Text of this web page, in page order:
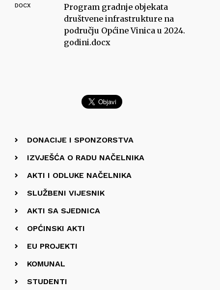
DOCX
Program gradnje objekata
društvene infrastrukture na
području Općine Vinica u 2024.
godini.docx
DONACIJE I SPONZORSTVA
IZVJEŠĆA O RADU NAČELNIKA
AKTI I ODLUKE NAČELNIKA
SLUŽBENI VIJESNIK
AKTI SA SJEDNICA
OPĆINSKI AKTI
EU PROJEKTI
KOMUNAL
STUDENTI